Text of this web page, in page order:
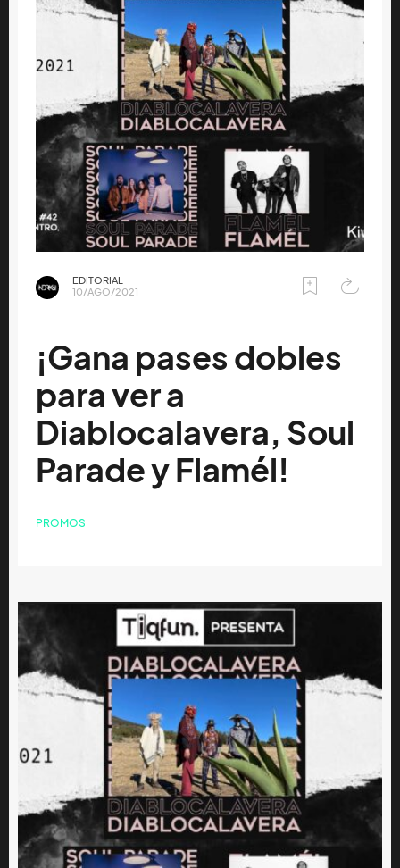
EDITORIAL
10/AGO/2021
¡Gana pases dobles
para ver a
Diablocalavera, Soul
Parade y Flamél!
PROMOS